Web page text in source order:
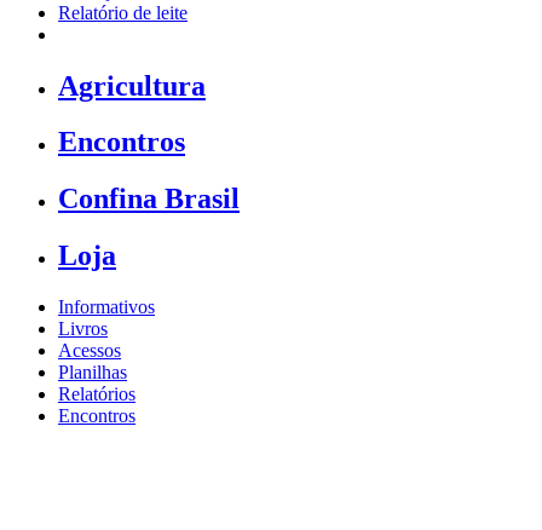
Relatório de leite
Agricultura
Encontros
Confina Brasil
Loja
Informativos
Livros
Acessos
Planilhas
Relatórios
Encontros